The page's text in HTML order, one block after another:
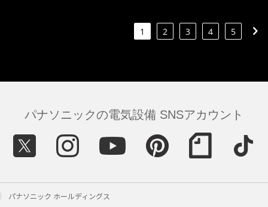
1 2 3 4 5
パナソニックの電気設備 SNSアカウント
パナソニック ホールディングス